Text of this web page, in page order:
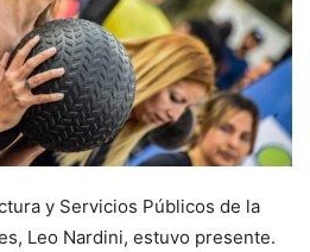
y Servicios Públicos de la
Leo Nardini, estuvo presente.